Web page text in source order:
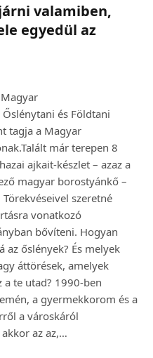
valamiben,
egyedül az
és Földtani
tagja a Magyar
már terepen 8
ajkait-készlet – azaz a
magyar borostyánkő –
szeretné
vonatkozó
bővíteni. Hogyan
őslények? És melyek
áttörések, amelyek
te utad? 1990-ben
a gyermekkorom és a
a városkáról
az az,…